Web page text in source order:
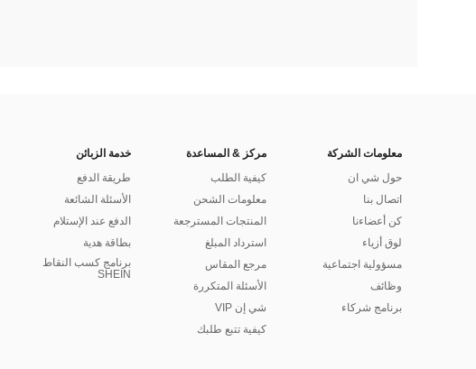
معلومات الشركة
حول شي ان
اتصال بنا
كن أعضاءنا
لوق أزياء
مسؤولية اجتماعية
وظائف
برنامج شركاء
مركز & المساعدة
كيفية الطلب
معلومات الشحن
المنتجات المسترجعة
استرداد المبلغ
مرجع المقاس
الأسئلة المتكررة
شي إن VIP
كيفية تتبع طلبك
خدمة الزبائن
طريقة الدفع
الأسئلة الشائعة
الدفع عند الإستلام
بطاقة هدية
برنامج كسب النقاط
SHEIN